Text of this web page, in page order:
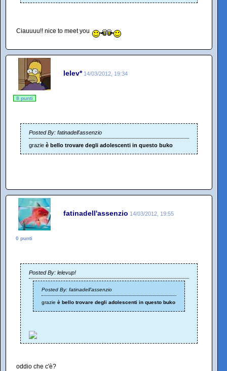
Ciauuuu!! nice to meet you
lelev* 14/03/2012, 19:34
8 punti
Posted By: fatinadell'assenzio
grazie è bello trovare degli adolescenti in questo buko
fatinadell'assenzio 14/03/2012, 19:55
0 punti
Posted By: lelevup!
Posted By: fatinadell'assenzio
grazie è bello trovare degli adolescenti in questo buko
oddio che c'è?